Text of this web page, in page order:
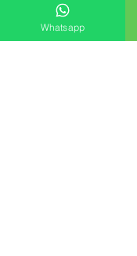
保護您的個人隱私。
尺吋及規格
Whatsapp